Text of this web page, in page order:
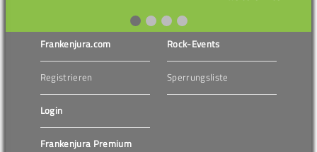
Frankenjura.com
Registrieren
Login
Frankenjura Premium
Rock-Events
Sperrungsliste